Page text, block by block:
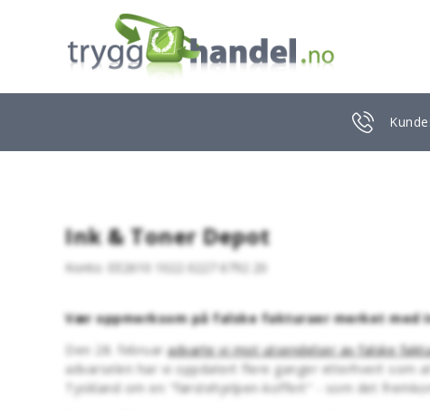
Ink & Toner Depot
Konto: EE2610 1022 0227 6792 20
Vær oppmerksom på falske fakturaer merket med
Den 28. februaradvarte vi mot utsendelser av falske
advarselen har vi oppdatert flere ganger etterhvert som
Tyskland om en "førstehjelpen-koffert" - som det